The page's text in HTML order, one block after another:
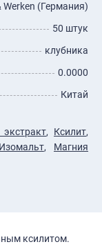
Werken (Германия)
50 штук
клубника
0.0000
Китай
, Ксилит,
Изомальт, Магния
ксилитом.